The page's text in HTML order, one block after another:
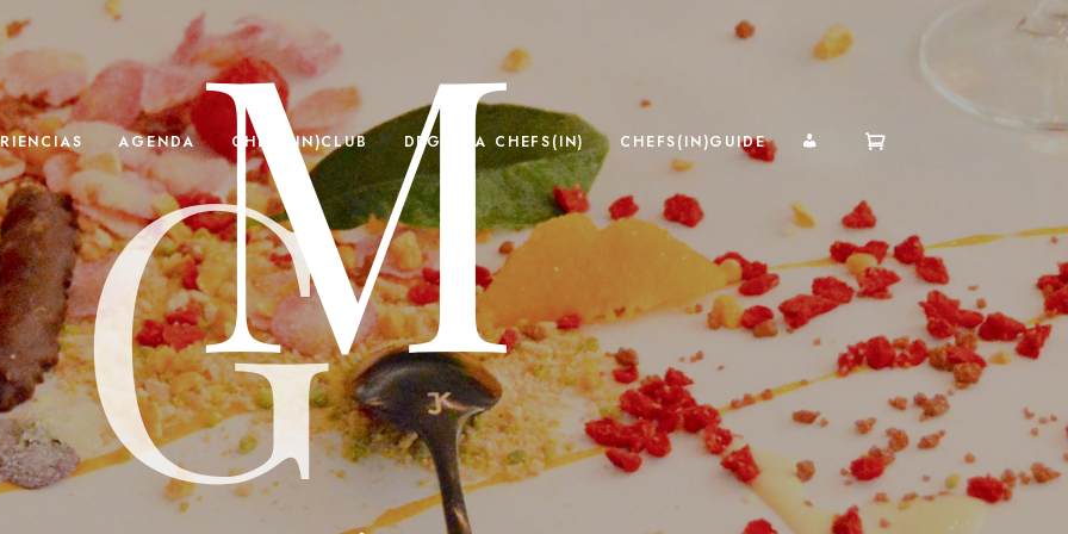
AGENDA CHEFS(IN)CLUB DEGUSTA CHEFS(IN) CHEFS(IN)GUIDE MI CUENTA
M
G